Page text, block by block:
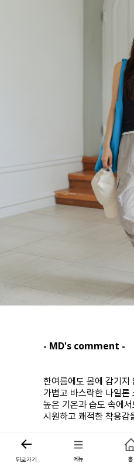
뒤로가기 메뉴 홈
- MD's comment -
한여름에도 몸에 감기지
가볍고 바스락한 나일론
높은 기온과 습도 속에서
시원하고 쾌적한 착용감
허리 라인을 안정감 있게
전체 밴딩팬츠 디자인으
편안한 피팅감을 주며,